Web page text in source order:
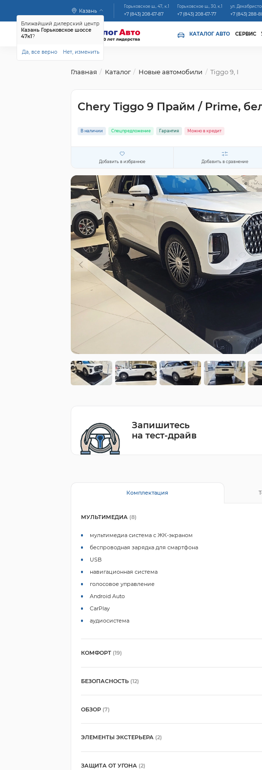
Казань
Ближайший дилерский центр
Казань Горьковское шоссе
47к1?
Да, все верно Нет, изменить
Горьковское ш., 47, к.1
+7 (843) 208-67-87
Горьковское ш., 30, к.1
+7 (843) 208-67-77
ул.
+7 (843) 288-
КАТАЛОГ АВТО СЕРВИС
Главная Каталог Новые автомобили Tiggo 9, I
Chery Tiggo 9 Прайм / Prime,
В наличии Спецпредложение Гарантия Можно в кредит
Добавить в избранное Добавить в сравнение
Запишитесь
на тест-драйв
Комплектация
МУЛЬТИМЕДИА (8)
мультимедиа система с ЖК-экраном
беспроводная зарядка для смартфона
USB
навигационная система
голосовое управление
Android Auto
CarPlay
аудиосистема
КОМФОРТ (19)
БЕЗОПАСНОСТЬ (12)
ОБЗОР (7)
ЭЛЕМЕНТЫ ЭКСТЕРЬЕРА (2)
ЗАЩИТА ОТ УГОНА (2)